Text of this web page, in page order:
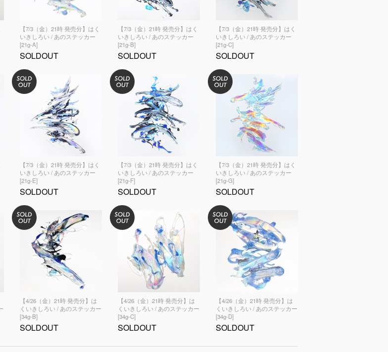
【7/3（金）21時 発売分】はく
いきしろい / あのステッカー
[21g-A]
SOLDOUT
【7/3（金）21時 発売分】はく
いきしろい / あのステッカー
[21g-B]
SOLDOUT
【7/3（金）21時 発売分】はく
いきしろい / あのステッカー
[21g-C]
SOLDOUT
【7/3（金）21時 発売分】はく
いきしろい / あのステッカー
[21g-E]
SOLDOUT
【7/3（金）21時 発売分】はく
いきしろい / あのステッカー
[21g-F]
SOLDOUT
【7/3（金）21時 発売分】はく
いきしろい / あのステッカー
[21g-G]
SOLDOUT
【4/26（金）21時 発売分】は
くいきしろい / あのステッカー
[34g-B]
SOLDOUT
【4/26（金）21時 発売分】は
くいきしろい / あのステッカー
[34g-C]
SOLDOUT
【4/26（金）21時 発売分】は
くいきしろい / あのステッカー
[34g-D]
SOLDOUT